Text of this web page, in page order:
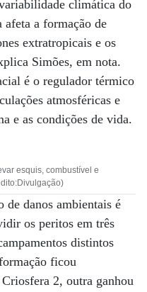
climática do
a formação de
extratropicais e os
Simões, em nota.
é o regulador térmico
atmosféricas e
e as condições de vida.
esquis, combustível e
de danos ambientais é
os peritos em três
distintos
ficou
2, outra ganhou